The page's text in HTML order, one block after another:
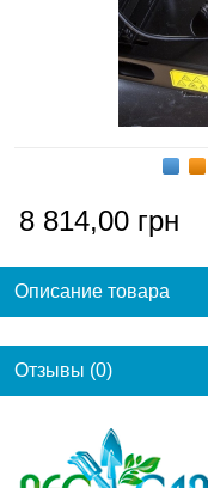
8 814,00 грн
Описание товара
Отзывы (0)